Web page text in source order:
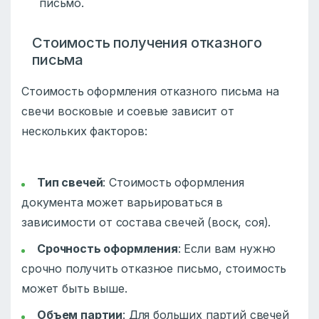
Стоимость получения отказного
письма
Стоимость оформления отказного письма на
свечи восковые и соевые зависит от
нескольких факторов:
Тип свечей: Стоимость оформления
документа может варьироваться в
зависимости от состава свечей (воск, соя).
Срочность оформления: Если вам нужно
срочно получить отказное письмо, стоимость
может быть выше.
Объем партии: Для больших партий свечей